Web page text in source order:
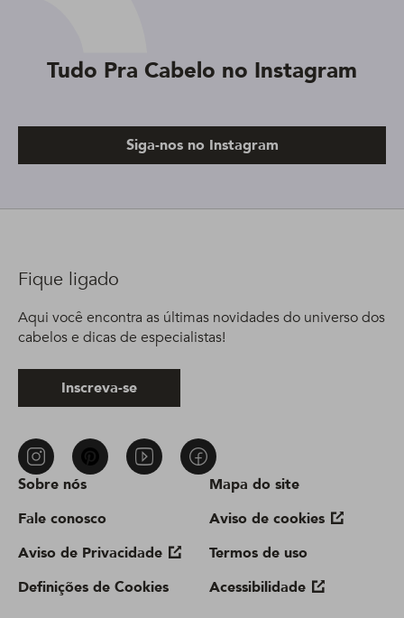
Tudo Pra Cabelo no Instagram
Siga-nos no Instagram
Sobre nós
Fale conosco
Aviso de Privacidade
Definições de Cookies
Mapa do site
Aviso de cookies
Termos de uso
Acessibilidade
Fique ligado
Aqui você encontra as últimas novidades do universo dos
cabelos e dicas de especialistas!
Inscreva-se